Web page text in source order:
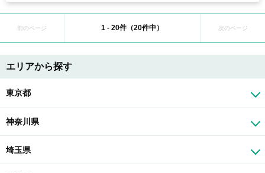
前のページ 1 - 20件（20件中） 次のページ
エリアから探す
東京都
神奈川県
埼玉県